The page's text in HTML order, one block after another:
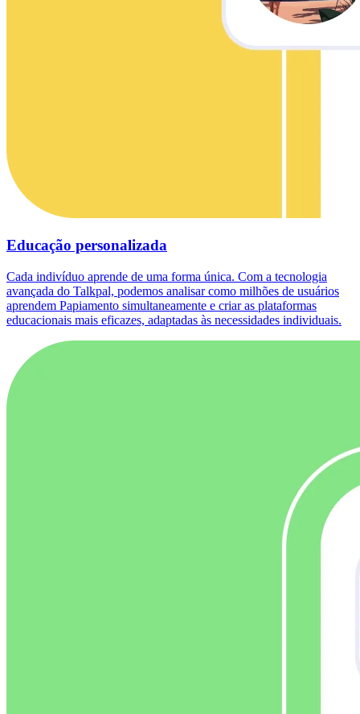
Educação personalizada
Cada indivíduo aprende de uma forma única. Com a tecnologia
avançada do Talkpal, podemos analisar como milhões de usuários
aprendem Papiamento simultaneamente e criar as plataformas
educacionais mais eficazes, adaptadas às necessidades individuais.